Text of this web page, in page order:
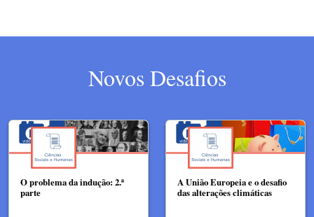
Novos Desafios
O problema da indução: 2.ª
parte
A União Europeia e o desafio
das alterações climáticas